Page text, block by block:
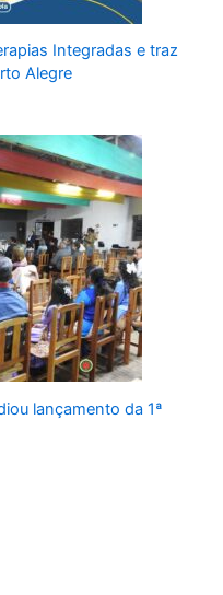
Integradas e traz
Alegre
lançamento da 1ª